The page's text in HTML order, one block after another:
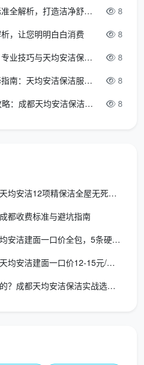
有少量浮尘，建议入住前再做
精细保洁。
均安洁会使用中性的除胶剂配
的保洁员和透明报价，让开
烦心事。下一次面对新房清
重标准和体验的本地团队。
专业日常保洁流程及标准全解析，打造洁净舒适环境 8
，让您明明白白消费 8
日常保洁的正确方式：专业技巧与天均安洁保洁服务全解析 8
日常保洁公司专业选择指南：天均安洁保洁服务全解析 8
日常保洁2小时高效攻略：成都天均安洁保洁专业时间管理方案 8
开荒保洁服务范围有哪些？天均安洁12项精保洁全屋无死角覆盖
都收费标准与避坑指南
开荒保洁价格哪家靠谱？天均安洁建面一口价全包，5条硬指标可验
开荒保洁价格一平米多少？天均安洁建面一口价12-15元/㎡全
开荒保洁吸尘器买多大功率的？成都天均安洁保洁实战选购指南